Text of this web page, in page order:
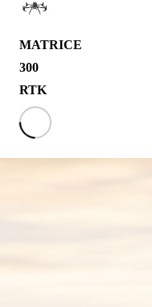
MATRICE
300
RTK